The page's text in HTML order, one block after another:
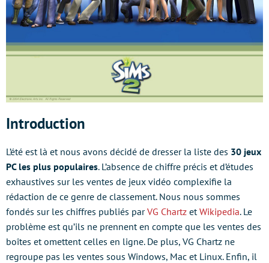
Introduction
L’été est là et nous avons décidé de dresser la liste des 30 jeux
PC les plus populaires. L’absence de chiffre précis et d’études
exhaustives sur les ventes de jeux vidéo complexifie la
rédaction de ce genre de classement. Nous nous sommes
fondés sur les chiffres publiés parVG Chartz etWikipedia. Le
problème est qu’ils ne prennent en compte que les ventes des
boîtes et omettent celles en ligne. De plus, VG Chartz ne
regroupe pas les ventes sous Windows, Mac et Linux. Enfin, il